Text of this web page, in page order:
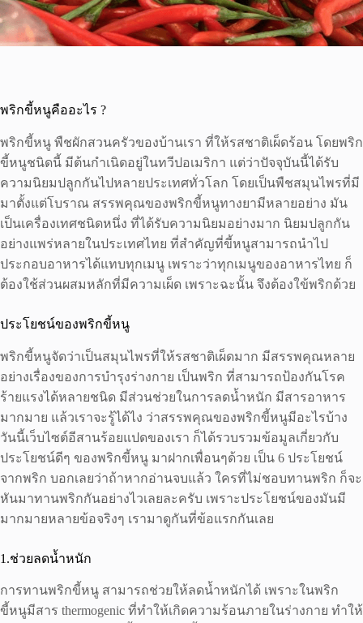
พริกขี้หนูคืออะไร ?
พริกขี้หนู พืชผักสวนครัวของบ้านเรา ที่ให้รสชาติเผ็ดร้อน โดยพริก
ขี้หนูชนิดนี้ มีต้นกำเนิดอยู่ในทวีปอเมริกา แต่ว่าปัจจุบันนี้ได้รับ
ความนิยมปลูกกันไปหลายประเทศทั่วโลก โดยเป็นพืชสมุนไพรที่มี
มาตั้งแต่โบราณ สรรพคุณของพริกขี้หนูทางยามีหลายอย่าง มัน
เป็นเครื่องเทศชนิดหนึ่ง ที่ได้รับความนิยมอย่างมาก นิยมปลูกกัน
อย่างแพร่หลายในประเทศไทย ที่สำคัญที่ขี้หนูสามารถนำไป
ประกอบอาหารได้แทบทุกเมนู เพราะว่าทุกเมนูของอาหารไทย ก็
ต้องใช้ส่วนผสมหลักที่มีความเผ็ด เพราะฉะนั้น จึงต้องใข้พริกด้วย
ประโยชน์ของพริกขี้หนู
พริกขี้หนูจัดว่าเป็นสมุนไพรที่ให้รสชาติเผ็ดมาก มีสรรพคุณหลาย
อย่างเรื่องของการบำรุงร่างกาย เป็นพริก ที่สามารถป้องกันโรค
ร้ายแรงได้หลายชนิด มีส่วนช่วยในการลดน้ำหนัก มีสารอาหาร
มากมาย แล้วเราจะรู้ได้ไง ว่าสรรพคุณของพริกขี้หนูมีอะไรบ้าง
วันนี้เว็บไซต์อีสานร้อยแปดของเรา ก็ได้รวบรวมข้อมูลเกี่ยวกับ
ประโยชน์ดีๆ ของพริกขี้หนู มาฝากเพื่อนๆด้วย เป็น 6 ประโยชน์
จากพริก บอกเลยว่าถ้าหากอ่านจบแล้ว ใครที่ไม่ชอบทานพริก ก็จะ
หันมาทานพริกกันอย่างไวเลยละครับ เพราะประโยชน์ของมันมี
มากมายหลายข้อจริงๆ เรามาดูกันที่ข้อแรกกันเลย
1.ช่วยลดน้ำหนัก
การทานพริกขี้หนู สามารถช่วยให้ลดน้ำหนักได้ เพราะในพริก
ขี้หนูมีสาร thermogenic ที่ทำให้เกิดความร้อนภายในร่างกาย ทำให้